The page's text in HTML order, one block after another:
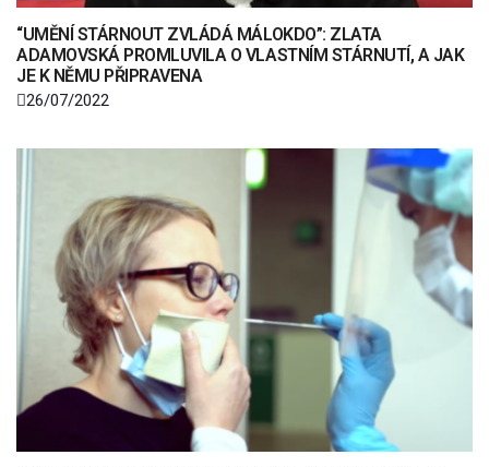
“UMĚNÍ STÁRNOUT ZVLÁDÁ MÁLOKDO”: ZLATA
ADAMOVSKÁ PROMLUVILA O VLASTNÍM STÁRNUTÍ, A JAK
JE K NĚMU PŘIPRAVENA
26/07/2022